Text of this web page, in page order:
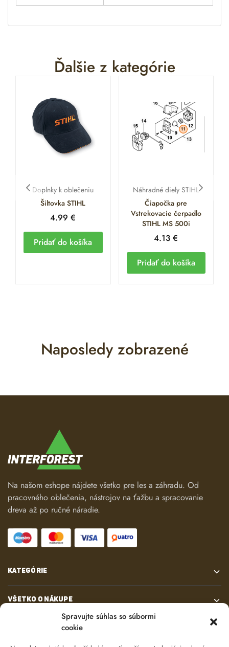
Spravujte súhlas so súbormi
cookie
Ďalšie z kategórie
Doplnky k oblečeniu
Šiltovka STIHL
4.99€
Pridať do košíka
Náhradné diely STIHL
Čiapočka pre
Vstrekovacie čerpadlo
STIHL MS 500i
4.13€
Pridať do košíka
Naposledy zobrazené
Na našom eshope nájdete všetko pre les a záhradu. Od
pracovného oblečenia, nástrojov na ťažbu a spracovanie
dreva až po ručné náradie.
KATEGÓRIE
VŠETKO O NÁKUPE